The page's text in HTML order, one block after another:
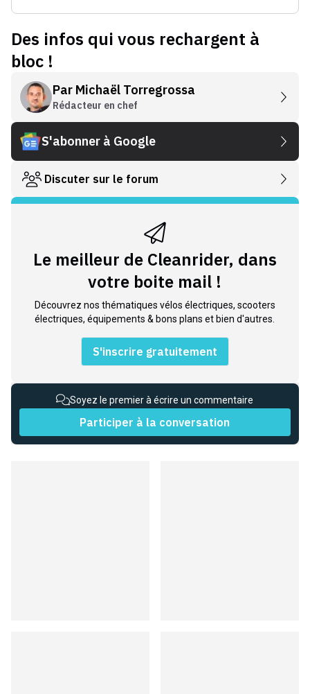
Des infos qui vous rechargent à
bloc !
Par Michaël Torregrossa
Rédacteur en chef
S'abonner à Google
Discuter sur le forum
Le meilleur de Cleanrider, dans
votre boite mail !
Découvrez nos thématiques vélos électriques, scooters
électriques, équipements & bons plans et bien d'autres.
S'inscrire gratuitement
Soyez le premier à écrire un commentaire
Participer à la conversation